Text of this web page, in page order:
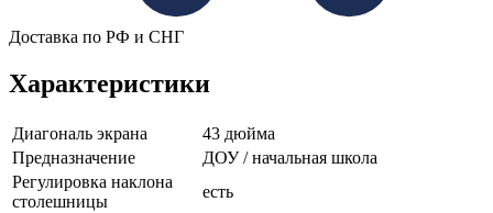
Доставка по РФ и СНГ
Характеристики
Диагональ экрана
43 дюйма
Предназначение
ДОУ / начальная школа
Регулировка наклона
столешницы
есть